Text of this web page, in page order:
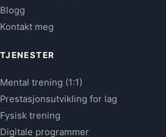
Blogg
Kontakt meg
TJENESTER
Mental trening (1:1)
Prestasjonsutvikling for lag
Fysisk trening
Digitale programmer